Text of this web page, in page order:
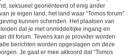
seksueel georiënteerd of enig ander
je eigen land, het land waar “Tomos forum”
kunnen schenden. Het plaatsen van
dat je met onmiddellijke ingang en
dit forum. Tevens kan je provider worden
berichten worden opgeslagen om deze
Je gaat er mee akkoord dat “Tomos